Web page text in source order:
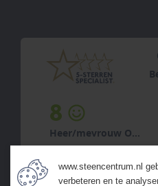
8
Heer/mevrouw O...
previous
www.steencentrum.nl
verbeteren en te